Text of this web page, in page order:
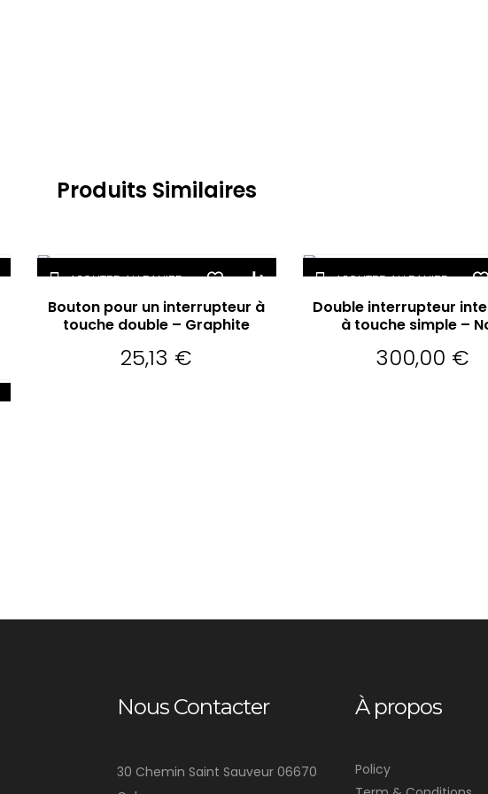
Produits Similaires
AJOUTER AU PANIER
Bouton pour un interrupteur à
touche double – Graphite
25,13 €
AJOUTER AU PANIER
Double interrupteur
à touche simple –
300,00 €
Nous Contacter
30 Chemin Saint Sauveur 06670
À propos
Policy